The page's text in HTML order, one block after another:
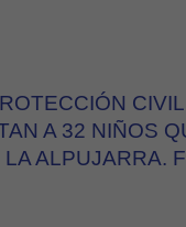
A 32 NIÑOS
ALPUJARRA.